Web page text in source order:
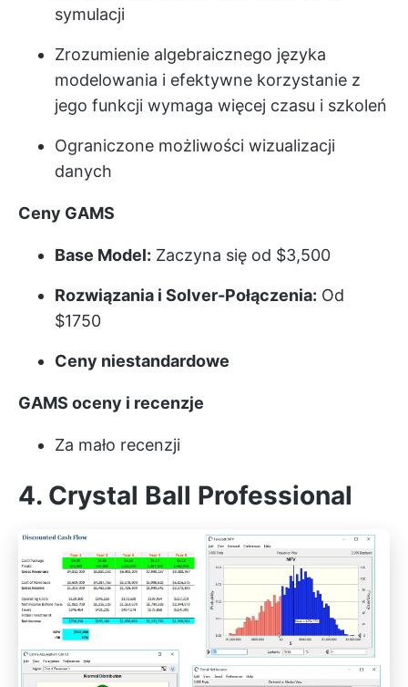
symulacji
Zrozumienie algebraicznego języka
modelowania i efektywne korzystanie z
jego funkcji wymaga więcej czasu i szkoleń
Ograniczone możliwości wizualizacji
danych
Ceny GAMS
Base Model: Zaczyna się od $3,500
Rozwiązania i Solver-Połączenia: Od
$1750
Ceny niestandardowe
GAMS oceny i recenzje
Za mało recenzji
4. Crystal Ball Professional